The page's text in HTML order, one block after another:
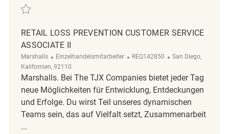
Retten Retail Loss Prevention Customer Service Associate II REQ142748
RETAIL LOSS PREVENTION CUSTOMER SERVICE
ASSOCIATE II
Marshalls Kategorie
Einzelhandelsmitarbeiter ReqId
REQ142850 Ort
San Diego,
Kalifornien, 92110
Marshalls. Bei The TJX Companies bietet jeder Tag
neue Möglichkeiten für Entwicklung, Entdeckungen
und Erfolge. Du wirst Teil unseres dynamischen
Teams sein, das auf Vielfalt setzt, Zusammenarbeit
...